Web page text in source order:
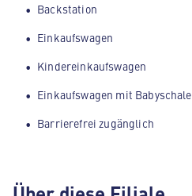
Backstation
Einkaufswagen
Kindereinkaufswagen
Einkaufswagen mit Babyschale
Barrierefrei zugänglich